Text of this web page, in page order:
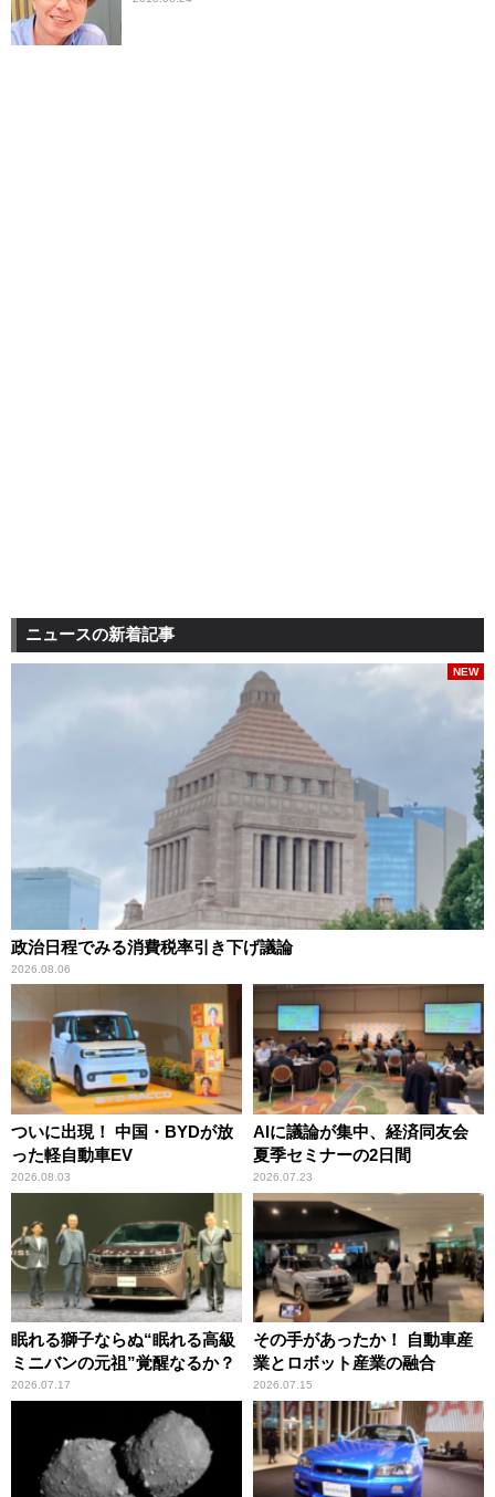
ニュースの新着記事
政治日程でみる消費税率引き下げ議論
2026.08.06
NEW
ついに出現！ 中国・BYDが放
った軽自動車EV
2026.08.03
AIに議論が集中、経済同友会
夏季セミナーの2日間
2026.07.23
眠れる獅子ならぬ“眠れる高級
ミニバンの元祖”覚醒なるか？
2026.07.17
その手があったか！ 自動車産
業とロボット産業の融合
2026.07.15